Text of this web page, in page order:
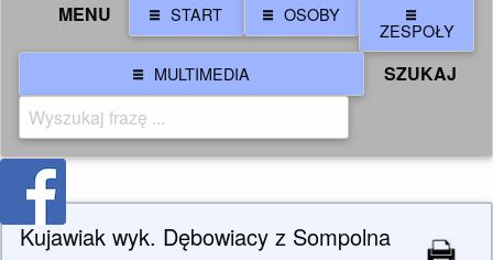
MENU START OSOBY
ZESPOŁY
MULTIMEDIA
SZUKAJ
Kujawiak wyk. Dębowiacy z Sompolna